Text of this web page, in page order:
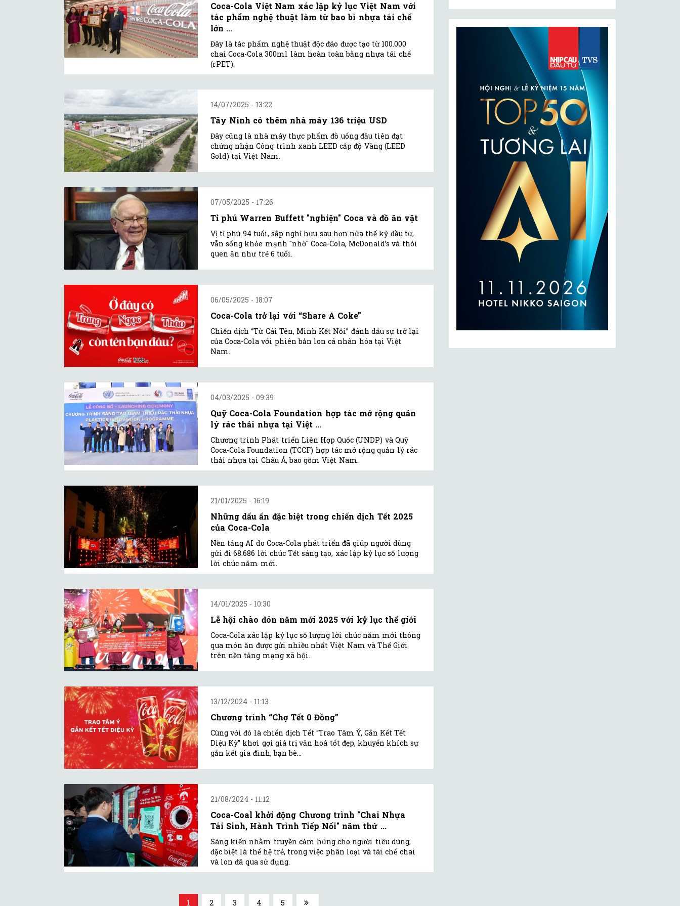
Coca-Cola Việt Nam xác lập kỷ lục Việt Nam với
tác phẩm nghệ thuật làm từ bao bì nhựa tái chế
lớn ...
Đây là tác phẩm nghệ thuật độc đáo được tạo từ 100.000
chai Coca-Cola 300ml làm hoàn toàn bằng nhựa tái chế
(rPET).
14/07/2025 - 13:22
Tây Ninh có thêm nhà máy 136 triệu USD
Đây cũng là nhà máy thực phẩm đồ uống đầu tiên đạt
chứng nhận Công trình xanh LEED cấp độ Vàng (LEED
Gold) tại Việt Nam.
07/05/2025 - 17:26
Tỉ phú Warren Buffett "nghiện" Coca và đồ ăn vặt
Vị tỉ phú 94 tuổi, sắp nghỉ hưu sau hơn nửa thế kỷ đầu tư,
vẫn sống khỏe mạnh "nhờ" Coca-Cola, McDonald’s và thói
quen ăn như trẻ 6 tuổi.
06/05/2025 - 18:07
Coca-Cola trở lại với “Share A Coke”
Chiến dịch “Từ Cái Tên, Mình Kết Nối” đánh dấu sự trở lại
của Coca-Cola với phiên bản lon cá nhân hóa tại Việt
Nam.
04/03/2025 - 09:39
Quỹ Coca-Cola Foundation hợp tác mở rộng quản
lý rác thải nhựa tại Việt ...
Chương trình Phát triển Liên Hợp Quốc (UNDP) và Quỹ
Coca-Cola Foundation (TCCF) hợp tác mở rộng quản lý rác
thải nhựa tại Châu Á, bao gồm Việt Nam.
21/01/2025 - 16:19
Những dấu ấn đặc biệt trong chiến dịch Tết 2025
của Coca-Cola
Nền tảng AI do Coca-Cola phát triển đã giúp người dùng
gửi đi 68.686 lời chúc Tết sáng tạo, xác lập kỷ lục số lượng
lời chúc năm mới.
14/01/2025 - 10:30
Lễ hội chào đón năm mới 2025 với kỷ lục thế giới
Coca-Cola xác lập kỷ lục số lượng lời chúc năm mới thông
qua món ăn được gửi nhiều nhất Việt Nam và Thế Giới
trên nền tảng mạng xã hội.
13/12/2024 - 11:13
Chương trình “Chợ Tết 0 Đồng”
Cùng với đó là chiến dịch Tết “Trao Tâm Ý, Gắn Kết Tết
Diệu Kỳ” khơi gợi giá trị văn hoá tốt đẹp, khuyến khích sự
gắn kết gia đình, bạn bè...
21/08/2024 - 11:12
Coca-Coal khởi động Chương trình "Chai Nhựa
Tái Sinh, Hành Trình Tiếp Nối" năm thứ ...
Sáng kiến nhằm truyền cảm hứng cho người tiêu dùng,
đặc biệt là thế hệ trẻ, trong việc phân loại và tái chế chai
và lon đã qua sử dụng.
1 2 3 4 5